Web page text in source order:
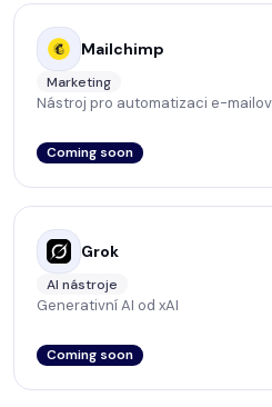
Mailchimp
Marketing
Nástroj pro automatizaci e-
Coming soon
Grok
AI nástroje
Generativní AI od xAI
Coming soon